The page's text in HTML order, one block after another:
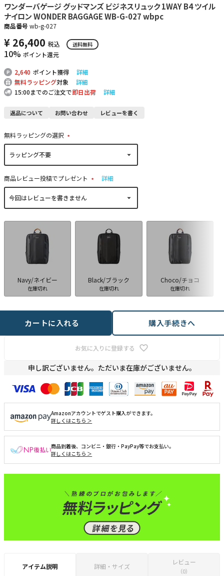
ワンダーバゲージ グッドマンズ ビジネスリュック 1WAY B4 ツイル
ナイロン WONDER BAGGAGE WB-G-027 wbpc
商品番号 wb-g-027
¥ 26,400 税込 送料無料
10% ポイント還元
2,640 ポイント獲得
詳細
無料ラッピング対象
詳細
15:00までのご注文で即日出荷 詳細
返品について お問い合わせ レビューを書く
無料ラッピングの選択
(
商品レビュー投稿でプレゼント
(
詳細
Navy/ネイビー
在庫切れ
Black/ブラック
在庫切れ
Choco/チョコ
在庫切れ
お気に入りに登録する
カートに入れる 購入手続きへ
申し訳ございません。ただいま在庫がございません。
Amazonアカウントでゲスト購入ができます。
詳しくはこちら ＞
商品到着後、コンビニ・銀行・PayPay等でお支払い。
詳しくはこちら ＞
アイテム説明 詳細・サイズ
レビュー
（0）